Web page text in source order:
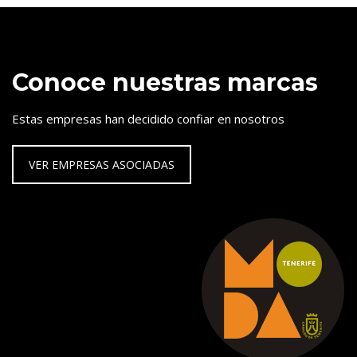
Conoce nuestras marcas
Estas empresas han decidido confiar en nosotros
VER EMPRESAS ASOCIADAS